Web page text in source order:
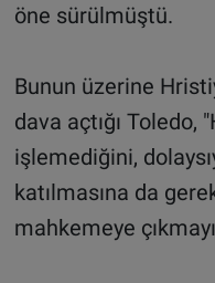
öne sürülmüştü.
Bunun üzerine
dava açtığı Toledo,
işlemediğini,
katılmasına da
mahkemeye